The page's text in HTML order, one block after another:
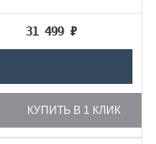
31 499₽
КУПИТЬ В 1 КЛИК